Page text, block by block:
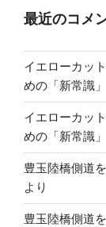
最近のコメ
イエローカッ
めの「新常識
イエローカッ
めの「新常識
豊玉陸橋側道
より
豊玉陸橋側道